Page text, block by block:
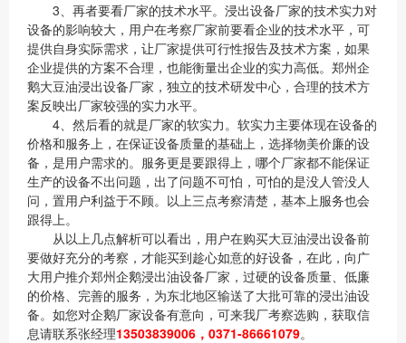
3、再者要看厂家的技术水平。浸出设备厂家的技术实力对
设备的影响较大，用户在考察厂家前要看企业的技术水平，可
提供自身实际需求，让厂家提供可行性报告及技术方案，如果
企业提供的方案不合理，也能衡量出企业的实力高低。郑州企
鹅大豆油浸出设备厂家，独立的技术研发中心，合理的技术方
案反映出厂家较强的实力水平。
4、然后看的就是厂家的软实力。软实力主要体现在设备的
价格和服务上，在保证设备质量的基础上，选择物美价廉的设
备，是用户需求的。服务更是要跟得上，哪个厂家都不能保证
生产的设备不出问题，出了问题不可怕，可怕的是没人管没人
问，置用户利益于不顾。以上三点考察清楚，基本上服务也会
跟得上。
从以上几点解析可以看出，用户在购买大豆油浸出设备前
要做好充分的考察，才能买到趁心如意的好设备，在此，向广
大用户推介郑州企鹅浸出油设备厂家，过硬的设备质量、低廉
的价格、完善的服务，为东北地区输送了大批可靠的浸出油设
备。如您对企鹅厂家设备有意向，可来我厂考察选购，获取信
息请联系张经理13503839006，0371-86661079。